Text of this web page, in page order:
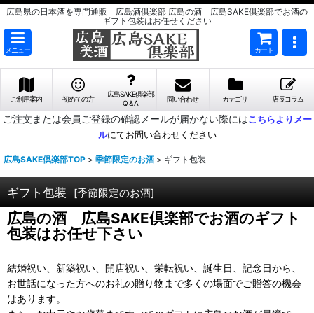
広島県の日本酒を専門通販 広島酒倶楽部 広島の酒 広島SAKE倶楽部でお酒の
ギフト包装はお任せください
メニュー カート
ご利用案内 初めての方
広島SAKE倶楽部
Q & A
問い合わせ カテゴリ 店長コラム
ご注文または会員ご登録の確認メールが届かない際にはこちらよりメー
ルにてお問い合わせください
広島SAKE倶楽部TOP > 季節限定のお酒 > ギフト包装
ギフト包装 [季節限定のお酒]
広島の酒 広島SAKE倶楽部でお酒のギフト
包装はお任せ下さい
結婚祝い、新築祝い、開店祝い、栄転祝い、誕生日、記念日から、
お世話になった方へのお礼の贈り物まで多くの場面でご贈答の機会
はあります。